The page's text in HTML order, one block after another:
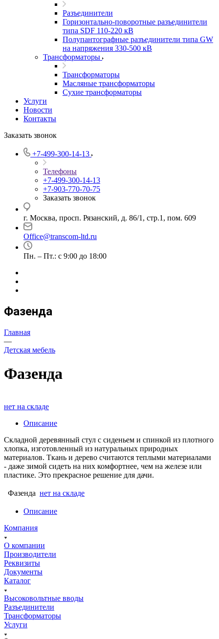
Разъединители
Горизонтально-поворотные разъединители
типа SDF 110-220 кВ
Полупантографные разъединители типа GW
на напряжения 330-500 кВ
Трансформаторы
Трансформаторы
Масляные трансформаторы
Сухие трансформаторы
Услуги
Новости
Контакты
Заказать звонок
+7-499-300-14-13
Телефоны
+7-499-300-14-13
+7-903-770-70-75
Заказать звонок
г. Москва, просп. Рязанский, д. 86/1, стр.1, пом. 609
Office@transcom-ltd.ru
Пн. – Пт.: с 9:00 до 18:00
Фазенда
Главная
—
Детская мебель
Фазенда
нет на складе
Описание
Складной деревянный стул с сиденьем и спинкой из плотного
хлопка, изготовленный из натуральных природных
материалов. Ткань и дерево считаются теплыми материалами
- даже зимой сидеть на них комфортнее, чем на железе или
пластике. Это прекрасное решение для дачи.
Фазенда нет на складе
Описание
Компания
О компании
Производители
Реквизиты
Документы
Каталог
Высоковольтные вводы
Разъединители
Трансформаторы
Услуги